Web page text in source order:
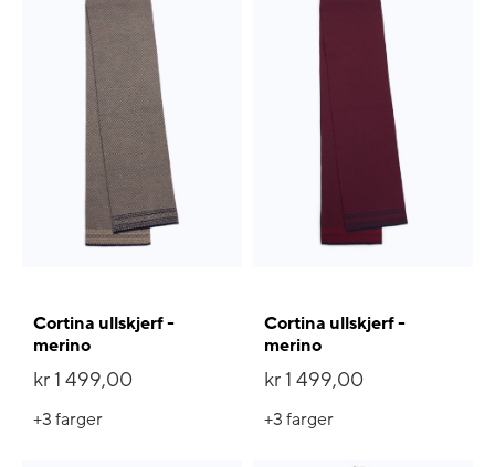
Cortina ullskjerf -
merino
kr 1 499,00
+3farger
Cortina ullskjerf -
merino
kr 1 499,00
+3farger